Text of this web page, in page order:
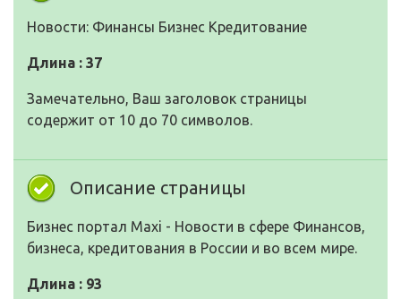
Новости: Финансы Бизнес Кредитование
Длина : 37
Замечательно, Ваш заголовок страницы
содержит от 10 до 70 символов.
Описание страницы
Бизнес портал Maxi - Новости в сфере Финансов,
бизнеса, кредитования в России и во всем мире.
Длина : 93